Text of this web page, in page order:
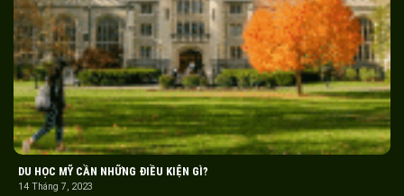
DU HỌC MỸ CẦN NHỮNG ĐIỀU KIỆN GÌ?
14 Tháng 7, 2023